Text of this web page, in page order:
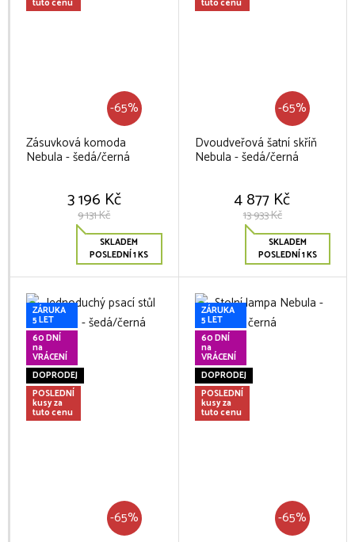
tuto cenu
-65%
Zásuvková komoda
Nebula - šedá/černá
3 196 Kč
9 131 Kč
SKLADEM
POSLEDNÍ 1 KS
tuto cenu
-65%
Dvoudveřová šatní skříň
Nebula - šedá/černá
4 877 Kč
13 933 Kč
SKLADEM
POSLEDNÍ 1 KS
ZÁRUKA
5 LET
60 DNÍ
na
VRÁCENÍ
DOPRODEJ
POSLEDNÍ
kusy za
tuto cenu
-65%
ZÁRUKA
5 LET
60 DNÍ
na
VRÁCENÍ
DOPRODEJ
POSLEDNÍ
kusy za
tuto cenu
-65%